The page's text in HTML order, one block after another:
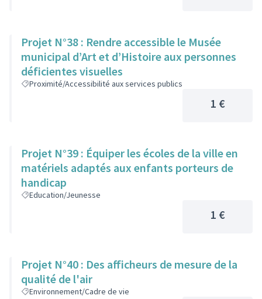
Projet N°38 : Rendre accessible le Musée
municipal d’Art et d’Histoire aux personnes
déficientes visuelles
Proximité/Accessibilité aux services publics
1 €
Projet N°39 : Équiper les écoles de la ville en
matériels adaptés aux enfants porteurs de
handicap
Education/Jeunesse
1 €
Projet N°40 : Des afficheurs de mesure de la
qualité de l'air
Environnement/Cadre de vie